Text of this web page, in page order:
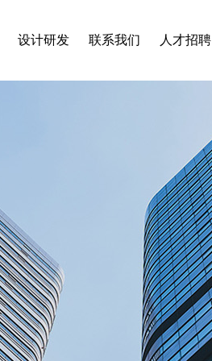
设计研发 联系我们 人才招聘